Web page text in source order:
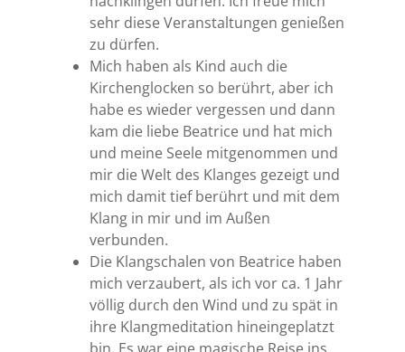
sehr diese Veranstaltungen genießen
zu dürfen.
Mich haben als Kind auch die
Kirchenglocken so berührt, aber ich
habe es wieder vergessen und dann
kam die liebe Beatrice und hat mich
und meine Seele mitgenommen und
mir die Welt des Klanges gezeigt und
mich damit tief berührt und mit dem
Klang in mir und im Außen
verbunden.
Die Klangschalen von Beatrice haben
mich verzaubert, als ich vor ca. 1 Jahr
völlig durch den Wind und zu spät in
ihre Klangmeditation hineingeplatzt